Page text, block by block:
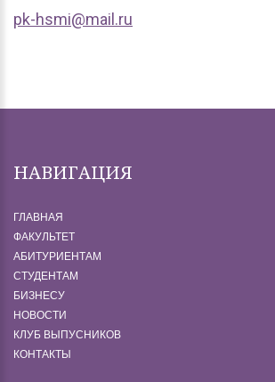
pk-hsmi@mail.ru
НАВИГАЦИЯ
ГЛАВНАЯ
ФАКУЛЬТЕТ
АБИТУРИЕНТАМ
СТУДЕНТАМ
БИЗНЕСУ
НОВОСТИ
КЛУБ ВЫПУСНИКОВ
КОНТАКТЫ